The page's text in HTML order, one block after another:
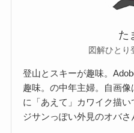
た
図解ひとり
登山とスキーが趣味。
趣味。の中年主婦。自画
に「あえて」カワイク描
ジサンっぽい外見のオバさ